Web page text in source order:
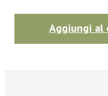
Aggiungi al